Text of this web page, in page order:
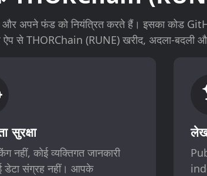
अपने फंड को नियंत्रित करते हैं। इसका कोड
ऐप से THORChain (RUNE) खरीद, अदला-बदली
सुरक्षा
नहीं, कोई व्यक्तिगत जानकारी
डेटा संग्रह नहीं। आपके